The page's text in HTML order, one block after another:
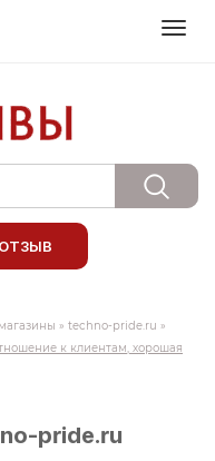
» techno-pride.ru »
к клиентам, хорошая
pride.ru